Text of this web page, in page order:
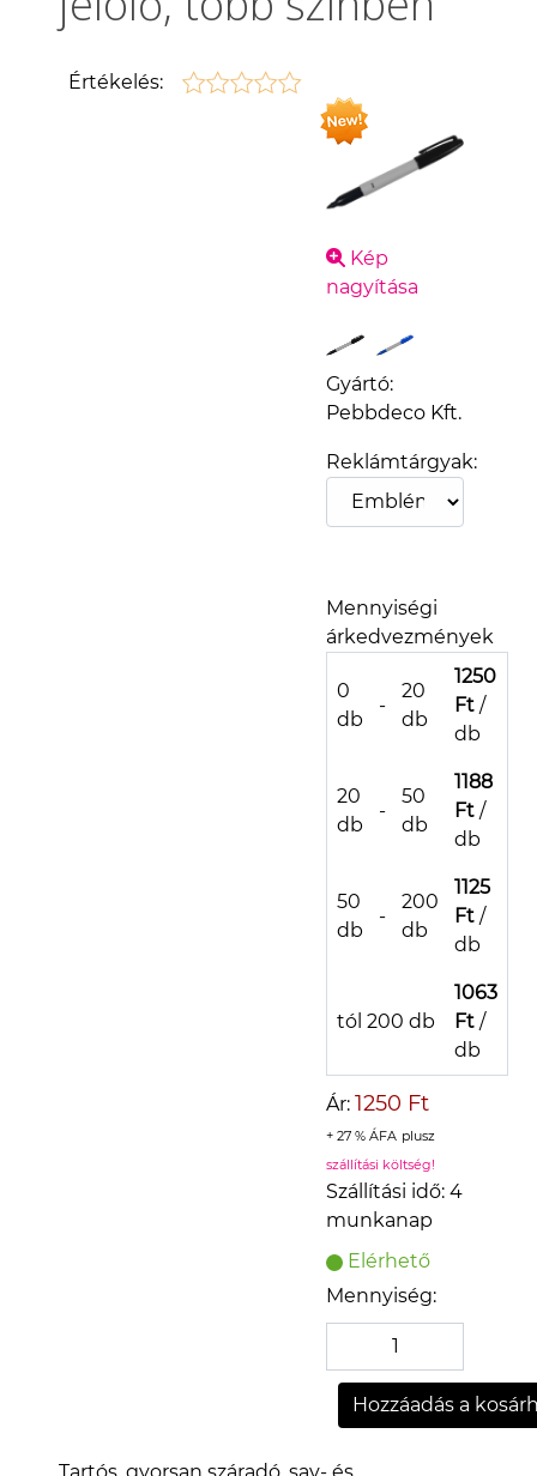
Értékelés:
Kép
nagyítása
Gyártó:
Pebbdeco Kft.
Reklámtárgyak:
Mennyiségi
árkedvezmények
0
db
-
20
db
1250
Ft /
db
20
db
-
50
db
1188
Ft /
db
50
db
-
200
db
1125
Ft /
db
tól 200 db
1063
Ft /
db
Ár: 1250 Ft
+ 27 % ÁFA plusz
szállítási költség!
Szállítási idő: 4
munkanap
Elérhető
Mennyiség: